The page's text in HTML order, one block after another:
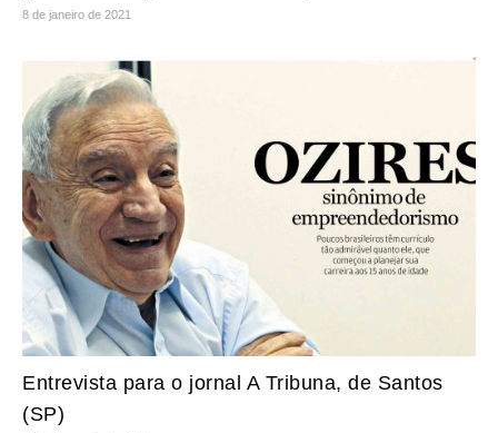
8 de janeiro de 2021
Entrevista para o jornal A Tribuna, de Santos
(SP)